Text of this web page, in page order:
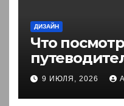
ДИЗАЙН
Что
9 ИЮЛЯ, 2026